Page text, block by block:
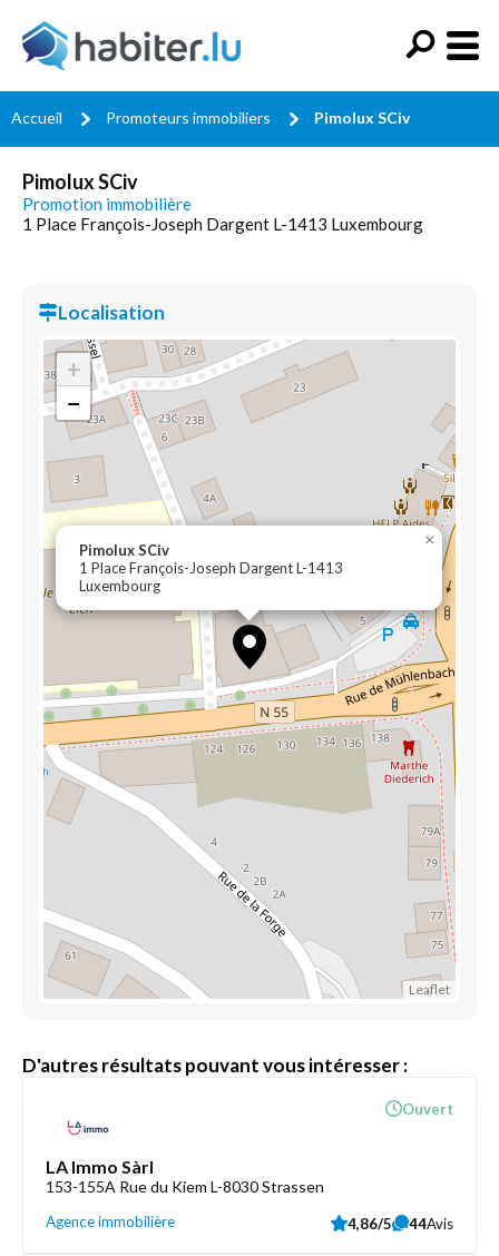
Accueil Promoteurs immobiliers Pimolux SCiv
Pimolux SCiv
Promotion immobilière
1 Place François-Joseph Dargent L-1413 Luxembourg
Localisation
Pimolux SCiv
1 Place François-Joseph Dargent L-1413
Luxembourg
×
+
−
Leaflet
D'autres résultats pouvant vous intéresser :
LA Immo Sàrl
153-155A Rue du Kiem L-8030 Strassen
Agence immobilière
Ouvert
4,86/5 44Avis